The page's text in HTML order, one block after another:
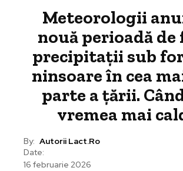
Meteorologii
nouă perioadă de
precipitații sub
ninsoare în cea
parte a țării.
vremea mai
By: Autorii Lact.ro
Date:
16 februarie 2026